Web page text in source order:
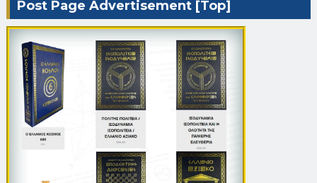
Post Page Advertisement [Top]